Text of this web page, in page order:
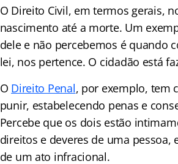
O Direito Civil, em termos gerais,
nascimento até a morte. Um
dele e não percebemos é quando
lei, nos pertence. O cidadão está
O Direito Penal, por exemplo, tem
punir, estabelecendo penas e
Percebe que os dois estão
direitos e deveres de uma pessoa,
de um ato infracional.